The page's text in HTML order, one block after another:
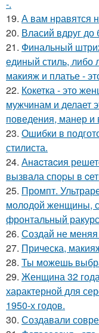
-.
19. А вам нравятся
20. Власий вдруг
21. Финальный
единый стиль, либо
макияж и платье -
22. Кокетка - это
мужчинам и делает
поведения, манер и
23. Ошибки в
стилиста.
24. Анacтacия
вызвала споpы в
25. Промпт.
молодой женщины,
фронтальный
26. Создай не
27. Прическа,
28. Ты можешь
29. Женщина 32
характерной для
1950-х годов.
30. Создавали